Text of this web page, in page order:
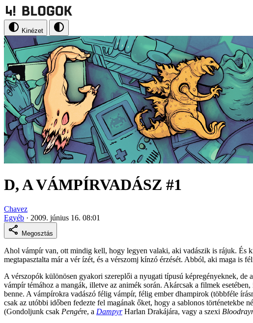
Kinézet
D, A VÁMPÍRVADÁSZ #1
Chavez
Egyéb · 2009. június 16. 08:01
Megosztás
Ahol vámpír van, ott mindig kell, hogy legyen valaki, aki vadászik is rájuk. És
megtapasztalta már a vér ízét, és a vérszomj kínzó érzését. Abból, aki maga is
A vérszopók különösen gyakori szereplői a nyugati típusú képregényeknek, de
vámpír témához a mangák, illetve az animék során. Akárcsak a filmek
benne. A vámpírokra vadászó félig vámpír, félig ember dhampirok (többféle
csak az utóbbi időben fedezte fel magának őket, hogy a sablonos
(Gondoljunk csak Pengére, a DampyrHarlan Drakájára, vagy a szexi